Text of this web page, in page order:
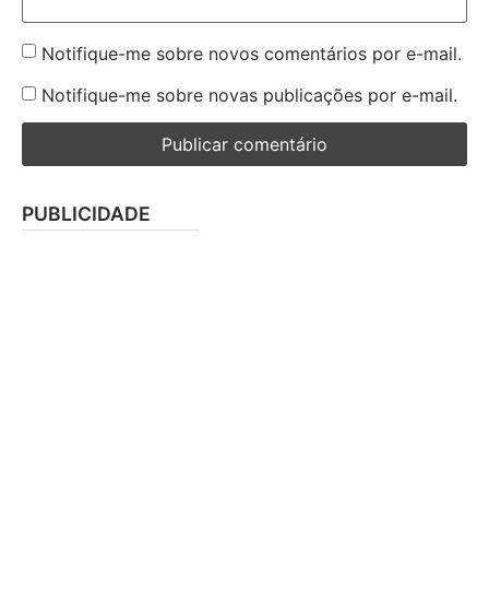
Notifique-me sobre novos comentários por e-mail.
Notifique-me sobre novas publicações por e-mail.
PUBLICIDADE